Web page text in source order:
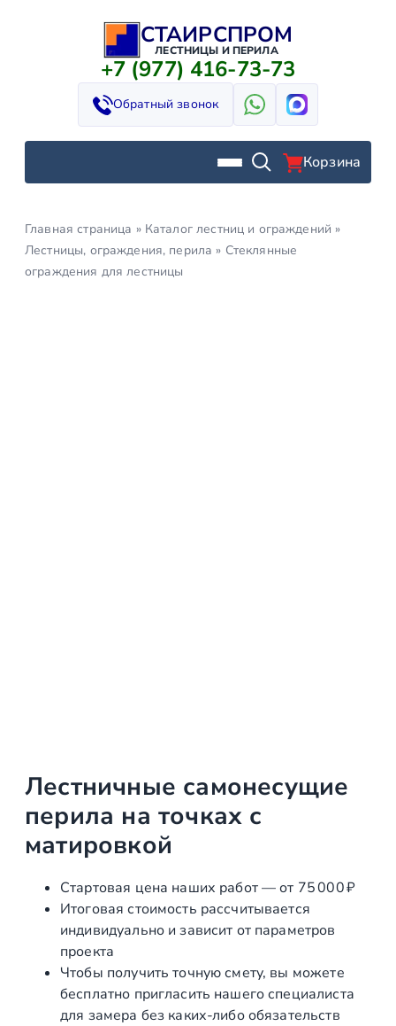
СТАИРСПРОМ
ЛЕСТНИЦЫ И ПЕРИЛА
+7 (977) 416-73-73
Обратный звонок
Корзина
Главная страница » Каталог лестниц и ограждений »
Лестницы, ограждения, перила » Стеклянные
ограждения для лестницы
Лестничные самонесущие
перила на точках с
матировкой
Стартовая цена наших работ — от 75 000 ₽
Итоговая стоимость рассчитывается
индивидуально и зависит от параметров
проекта
Чтобы получить точную смету, вы можете
бесплатно пригласить нашего специалиста
для замера без каких‑либо обязательств